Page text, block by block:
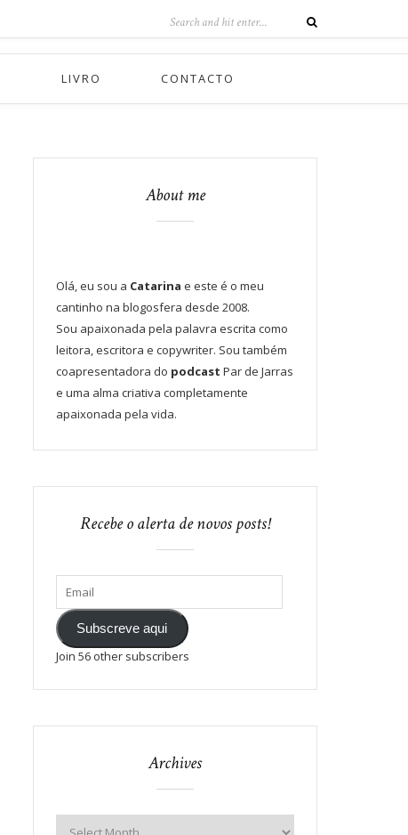
LIVRO CONTACTO
About me
Olá, eu sou a Catarina e este é o meu
cantinho na blogosfera desde 2008.
Sou apaixonada pela palavra escrita como
leitora, escritora e copywriter. Sou também
coapresentadora do podcast Par de Jarras
e uma alma criativa completamente
apaixonada pela vida.
Recebe o alerta de novos posts!
Subscreve aqui
Join 56 other subscribers
Archives